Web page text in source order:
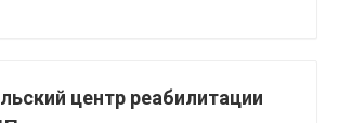
центр реабилитации